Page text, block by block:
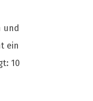
und
ein
10